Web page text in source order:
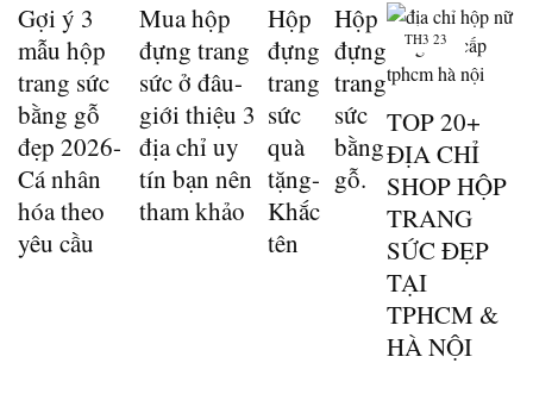
Gợi ý 3
mẫu hộp
trang sức
bằng gỗ
đẹp 2026-
Cá nhân
hóa theo
yêu cầu
Mua hộp
đựng trang
sức ở đâu-
giới thiệu 3
địa chỉ uy
tín bạn nên
tham khảo
Hộp
đựng
trang
sức
quà
tặng-
Khắc
tên
Hộp
đựng
trang
sức
bằng
gỗ.
TH3 23
TOP 20+
ĐỊA CHỈ
SHOP HỘP
TRANG
SỨC ĐẸP
TẠI
TPHCM &
HÀ NỘI